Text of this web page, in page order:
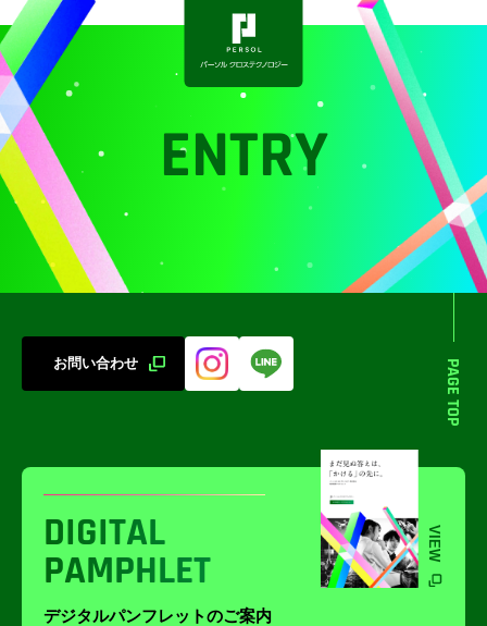
ENTRY
PAGE TOP
お問い合わせ
DIGITAL
PAMPHLET
デジタルパンフレットのご案内
VIEW